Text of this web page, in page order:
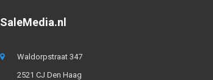
SaleMedia.nl
Waldorpstraat 347
2521 CJ Den Haag